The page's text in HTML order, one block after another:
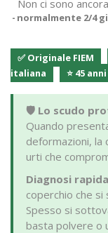
Non ci sono
normalmente 2/4
✅ Originale FIEM
italiana
⭐ 45
🛡️ Lo scudo
Quando
deformazioni, la
urti che
Diagnosi
coperchio che si
Spesso si
basta polvere o